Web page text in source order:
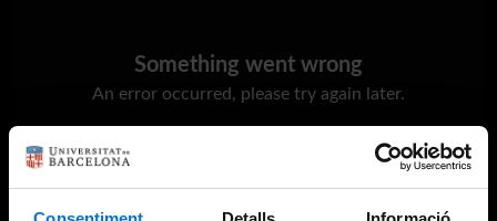
Something went wrong
An error occurred, please try again later.
Try again